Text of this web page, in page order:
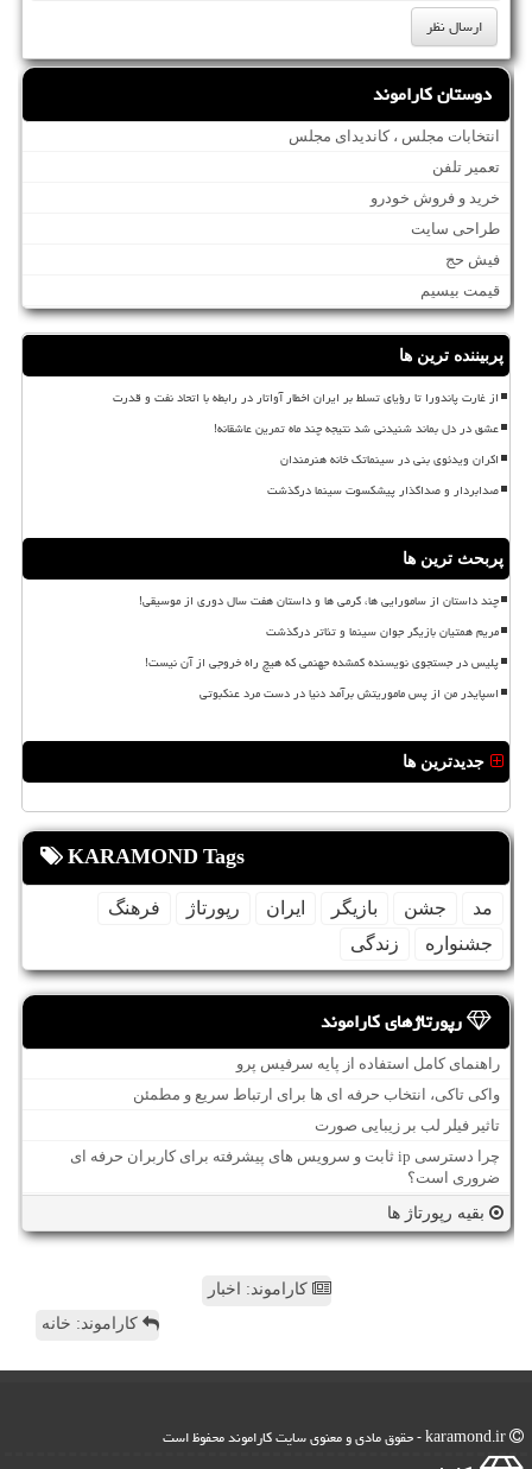
دوستان کاراموند
انتخابات مجلس ، کاندیدای مجلس
تعمیر تلفن
خرید و فروش خودرو
طراحی سایت
فیش حج
قیمت بیسیم
پربیننده ترین ها
از غارت پاندورا تا رؤیای تسلط بر ایران اخطار آواتار در رابطه با اتحاد نفت و قدرت
عشق در دل بماند شنیدنی شد نتیجه چند ماه تمرین عاشقانه!
اکران ویدئوی بنی در سینماتک خانه هنرمندان
صدابردار و صداگذار پیشکسوت سینما درگذشت
پربحث ترین ها
چند داستان از سامورایی ها، گرمی ها و داستان هفت سال دوری از موسیقی!
مریم همتیان بازیگر جوان سینما و تئاتر درگذشت
پلیس در جستجوی نویسنده گمشده جهنمی که هیچ راه خروجی از آن نیست!
اسپایدر من از پس ماموریتش برآمد دنیا در دست مرد عنکبوتی
جدیدترین ها
KARAMOND Tags
مد جشن بازیگر ایران رپورتاژ
فرهنگ
جشنواره
زندگی
رپورتاژهای کاراموند
راهنمای کامل استفاده از پایه سرفیس پرو
واکی تاکی، انتخاب حرفه ای ها برای ارتباط سریع و مطمئن
تاثیر فیلر لب بر زیبایی صورت
چرا دسترسی ip ثابت و سرویس های پیشرفته برای کاربران حرفه ای
ضروری است؟
بقیه رپورتاژ ها
کاراموند: اخبار
کاراموند: خانه